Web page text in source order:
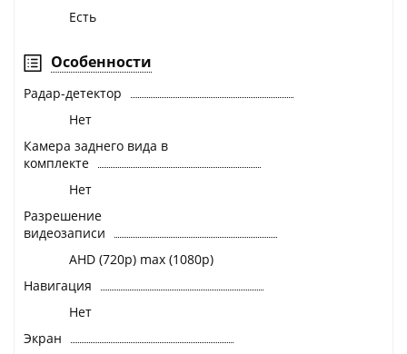
Есть
Особенности
Радар-детектор
Нет
Камера заднего вида в
комплекте
Нет
Разрешение
видеозаписи
AHD (720p) max (1080p)
Навигация
Нет
Экран